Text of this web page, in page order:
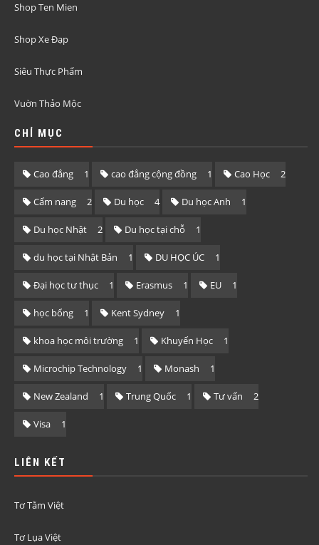
Shop Ten Mien
Shop Xe Đạp
Siêu Thực Phẩm
Vuờn Thảo Mộc
CHỈ MỤC
Cao đẳng 1 cao đẳng cộng đồng 1 Cao Học 2
Cẩm nang 2 Du học 4 Du học Anh 1
Du học Nhật 2 Du học tại chỗ 1
du học tại Nhật Bản 1 DU HỌC ÚC 1
Đại học tư thục 1 Erasmus 1 EU 1
học bổng 1 Kent Sydney 1
khoa học môi trường 1 Khuyến Học 1
Microchip Technology 1 Monash 1
New Zealand 1 Trung Quốc 1 Tư vấn 2
Visa 1
LIÊN KẾT
Tơ Tằm Việt
Tơ Lụa Việt